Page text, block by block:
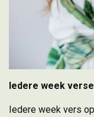
Iedere week
Iedere week vers